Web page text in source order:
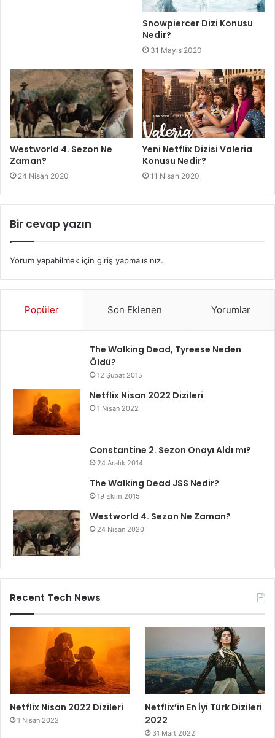
Snowpiercer Dizi Konusu
Nedir?
31 Mayıs 2020
Westworld 4. Sezon Ne
Zaman?
24 Nisan 2020
Yeni Netflix Dizisi Valeria
Konusu Nedir?
11 Nisan 2020
Bir cevap yazın
Yorum yapabilmek için giriş yapmalısınız.
Popüler Son Eklenen Yorumlar
The Walking Dead, Tyreese Neden
Öldü?
12 Şubat 2015
Netflix Nisan 2022 Dizileri
1 Nisan 2022
Constantine 2. Sezon Onayı Aldı mı?
24 Aralık 2014
The Walking Dead JSS Nedir?
19 Ekim 2015
Westworld 4. Sezon Ne Zaman?
24 Nisan 2020
Recent Tech News
Netflix Nisan 2022 Dizileri
1 Nisan 2022
Netflix’in En İyi Türk Dizileri
2022
31 Mart 2022